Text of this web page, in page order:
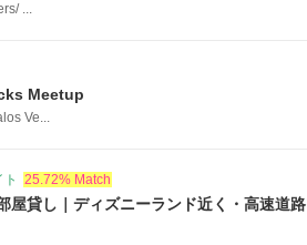
...
Meetup
Ve...
25.72% Match
屋貸し｜ディズニーランド近く・高速道